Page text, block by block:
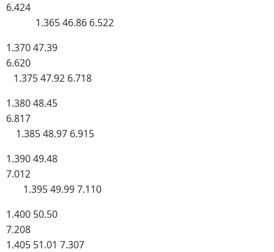
6.424
1.365 46.86 6.522
1.370 47.39
6.620
1.375 47.92 6.718
1.380 48.45
6.817
1.385 48.97 6.915
1.390 49.48
7.012
1.395 49.99 7.110
1.400 50.50
7.208
1.405 51.01 7.307